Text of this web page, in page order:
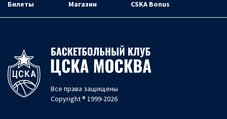
Билеты Магазин CSKA Bonus
Все права защищены
Copyright ® 1999-2026